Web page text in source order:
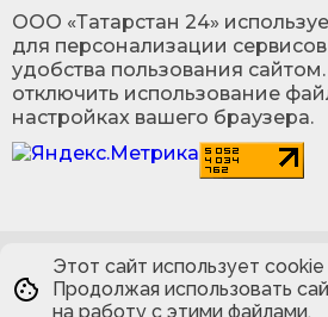
ООО «Татарстан 24»
для персонализации
удобства пользования
отключить использование
настройках вашего браузера.
Этот сайт использует
Продолжая использовать
на работу с этими файлами.